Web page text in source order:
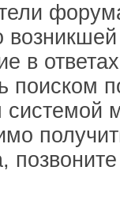
в
поиском